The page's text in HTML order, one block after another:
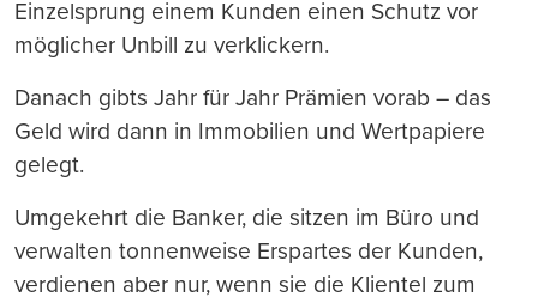
Einzelsprung einem Kunden einen Schutz vor
möglicher Unbill zu verklickern.
Danach gibts Jahr für Jahr Prämien vorab – das
Geld wird dann in Immobilien und Wertpapiere
gelegt.
Umgekehrt die Banker, die sitzen im Büro und
verwalten tonnenweise Erspartes der Kunden,
verdienen aber nur, wenn sie die Klientel zum